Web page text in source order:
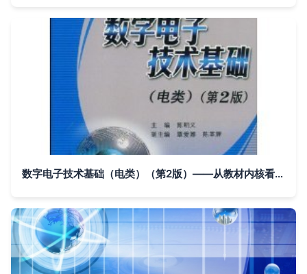
数字电子技术基础（电类）（第2版）——从教材内核看高等教育数字化转型